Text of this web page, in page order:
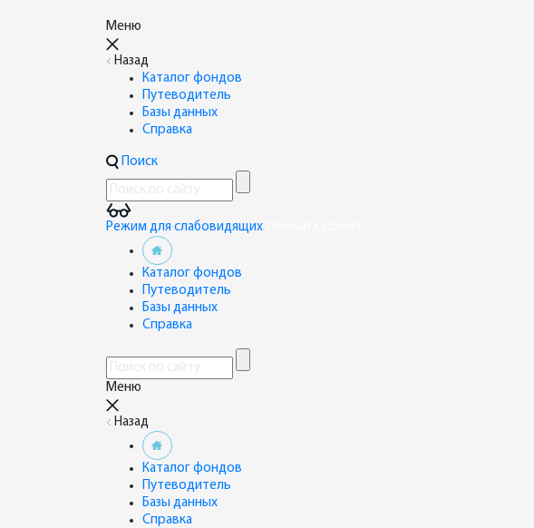
Меню
Назад
Каталог фондов
Путеводитель
Базы данных
Справка
Поиск
Режим для слабовидящих
Каталог фондов
Путеводитель
Базы данных
Справка
Меню
Назад
Каталог фондов
Путеводитель
Базы данных
Справка